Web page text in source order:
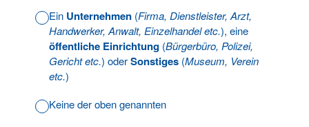
Ein Unternehmen (Firma, Dienstleister, Arzt,
Handwerker, Anwalt, Einzelhandel etc.), eine
öffentliche Einrichtung (Bürgerbüro, Polizei,
Gericht etc.) oderSonstiges (Museum, Verein
etc.)
Keine der oben genannten